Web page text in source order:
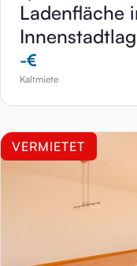
Ladenfläche
-€
Kaltmiete
VERMIETET